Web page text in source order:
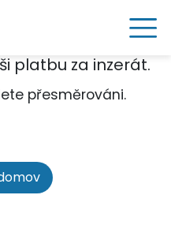
platbu za inzerát.
přesměrováni.